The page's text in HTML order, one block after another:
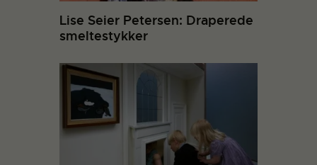
Lise Seier Petersen: Draperede
smeltestykker